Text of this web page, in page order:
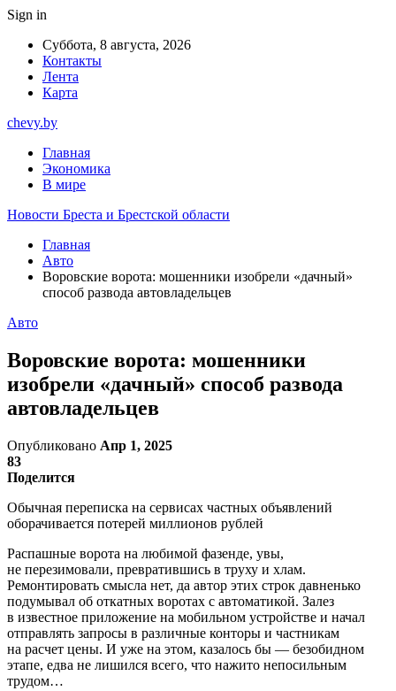
Sign in
Суббота, 8 августа, 2026
Контакты
Лента
Карта
chevy.by
Главная
Экономика
В мире
Новости Бреста и Брестской области
Главная
Авто
Воровские ворота: мошенники изобрели «дачный»
способ развода автовладельцев
Авто
Воровские ворота: мошенники
изобрели «дачный» способ развода
автовладельцев
Опубликовано Апр 1, 2025
83
Поделится
Обычная переписка на сервисах частных объявлений
оборачивается потерей миллионов рублей
Распашные ворота на любимой фазенде, увы,
не перезимовали, превратившись в труху и хлам.
Ремонтировать смысла нет, да автор этих строк давненько
подумывал об откатных воротах с автоматикой. Залез
в известное приложение на мобильном устройстве и начал
отправлять запросы в различные конторы и частникам
на расчет цены. И уже на этом, казалось бы — безобидном
этапе, едва не лишился всего, что нажито непосильным
трудом…